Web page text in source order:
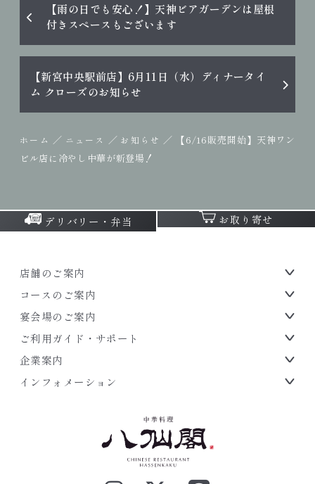
【雨の日でも安心！】天神ビアガーデンは屋根
付きスペースもございます
【新宮中央駅前店】6月11日（水）ディナータイ
ム クローズのお知らせ
ホーム ／ ニュース ／ お知らせ ／
【6/16販売開始】天神ワン
ビル店に冷やし中華が新登場！
デリバリー・弁当 お取り寄せ
店舗のご案内
コースのご案内
宴会場のご案内
ご利用ガイド・サポート
企業案内
インフォメーション